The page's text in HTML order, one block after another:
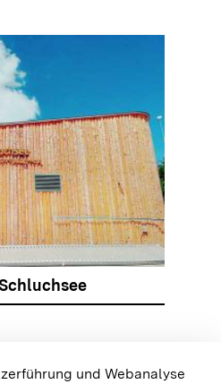
Folie springen
Folie springenund Webanalyse